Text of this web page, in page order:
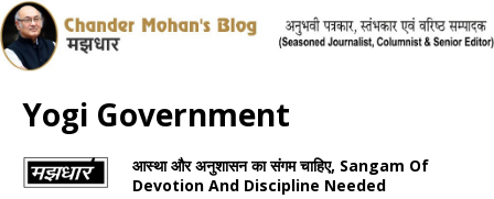
Yogi Government
आस्था और अनुशासन का संगम चाहिए, Sangam Of
Devotion And Discipline Needed